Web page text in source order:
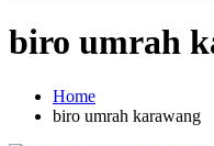
biro umrah
Home
biro umrah karawang